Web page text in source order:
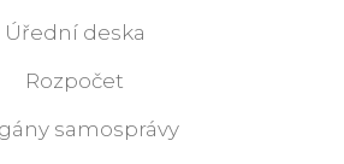
Úřední deska
Rozpočet
samosprávy